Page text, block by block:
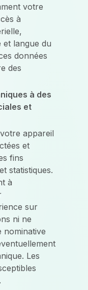
votre
à
langue du
données
des
à des
et
appareil
et
fins
statistiques.
à
sur
ni ne
nominative
Les